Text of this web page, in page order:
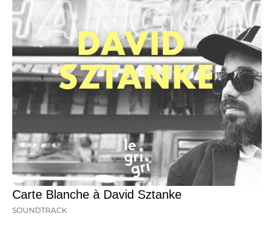
Carte Blanche à David Sztanke
SOUNDTRACK